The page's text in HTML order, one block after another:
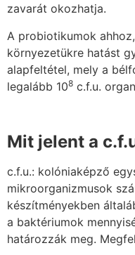
zavarát okozhatja.
A probiotikumok
környezetükre hatást
alapfeltétel, mely a
legalább 108 c.f.u.
Mit jelent a
c.f.u.: kolóniaképző
mikroorganizmusok
készítményekben
a baktériumok
határozzák meg.